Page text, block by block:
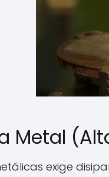
Metal
exige